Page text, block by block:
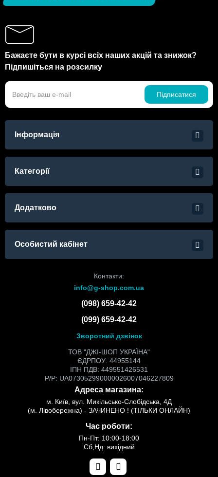
Бажаєте бути в курсі всіх наших акцій та знижок?
Підпишіться на розсилку
Підписатися
Інформація
Категорії
Додатково
Особистий кабінет
Контакти:
info@g-shop.com.ua
(098) 659-42-42
(099) 659-42-42
Зворотний дзвінок
ТОВ "ДЖІ-ШОП УКРАЇНА"
ЄДРПОУ: 44955144
ІПН ПДВ: 449551426531
Р/Р: UA073052990000026007046227809
Адреса магазина:
м. Київ, вул. Микільсько-Слобідська, 4Д
(м. Лівобережна) - ЗАЧИНЕНО ! (ТІЛЬКИ ОНЛАЙН)
Час роботи:
Пн-Пт: 10:00-18:00
Сб,Нд: вихідний